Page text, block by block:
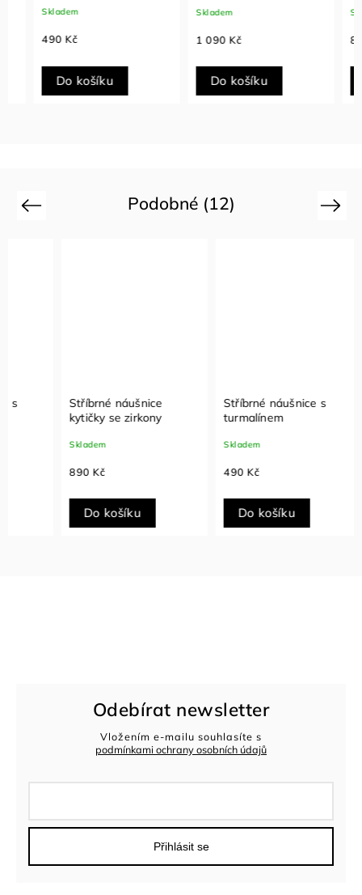
Skladem
490 Kč
Do košíku
Skladem
1 090 Kč
Do košíku
890
Podobné (12)
Previous
Stříbrné náušnice
kytičky se zirkony
Do košíku
Stříbrné náušnice s
turmalínem
Do košíku
Next
Odebírat newsletter
Vložením e-mailu souhlasíte s
podmínkami ochrany osobních údajů
Přihlásit se